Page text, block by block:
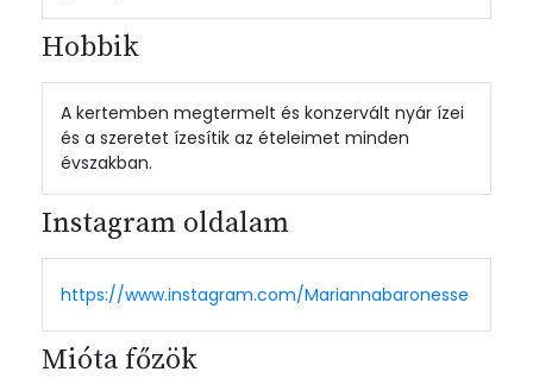
Hobbik
A kertemben megtermelt és konzervált nyár ízei
és a szeretet ízesítik az ételeimet minden
évszakban.
Instagram oldalam
https://www.instagram.com/Mariannabaronesse
Mióta főzök